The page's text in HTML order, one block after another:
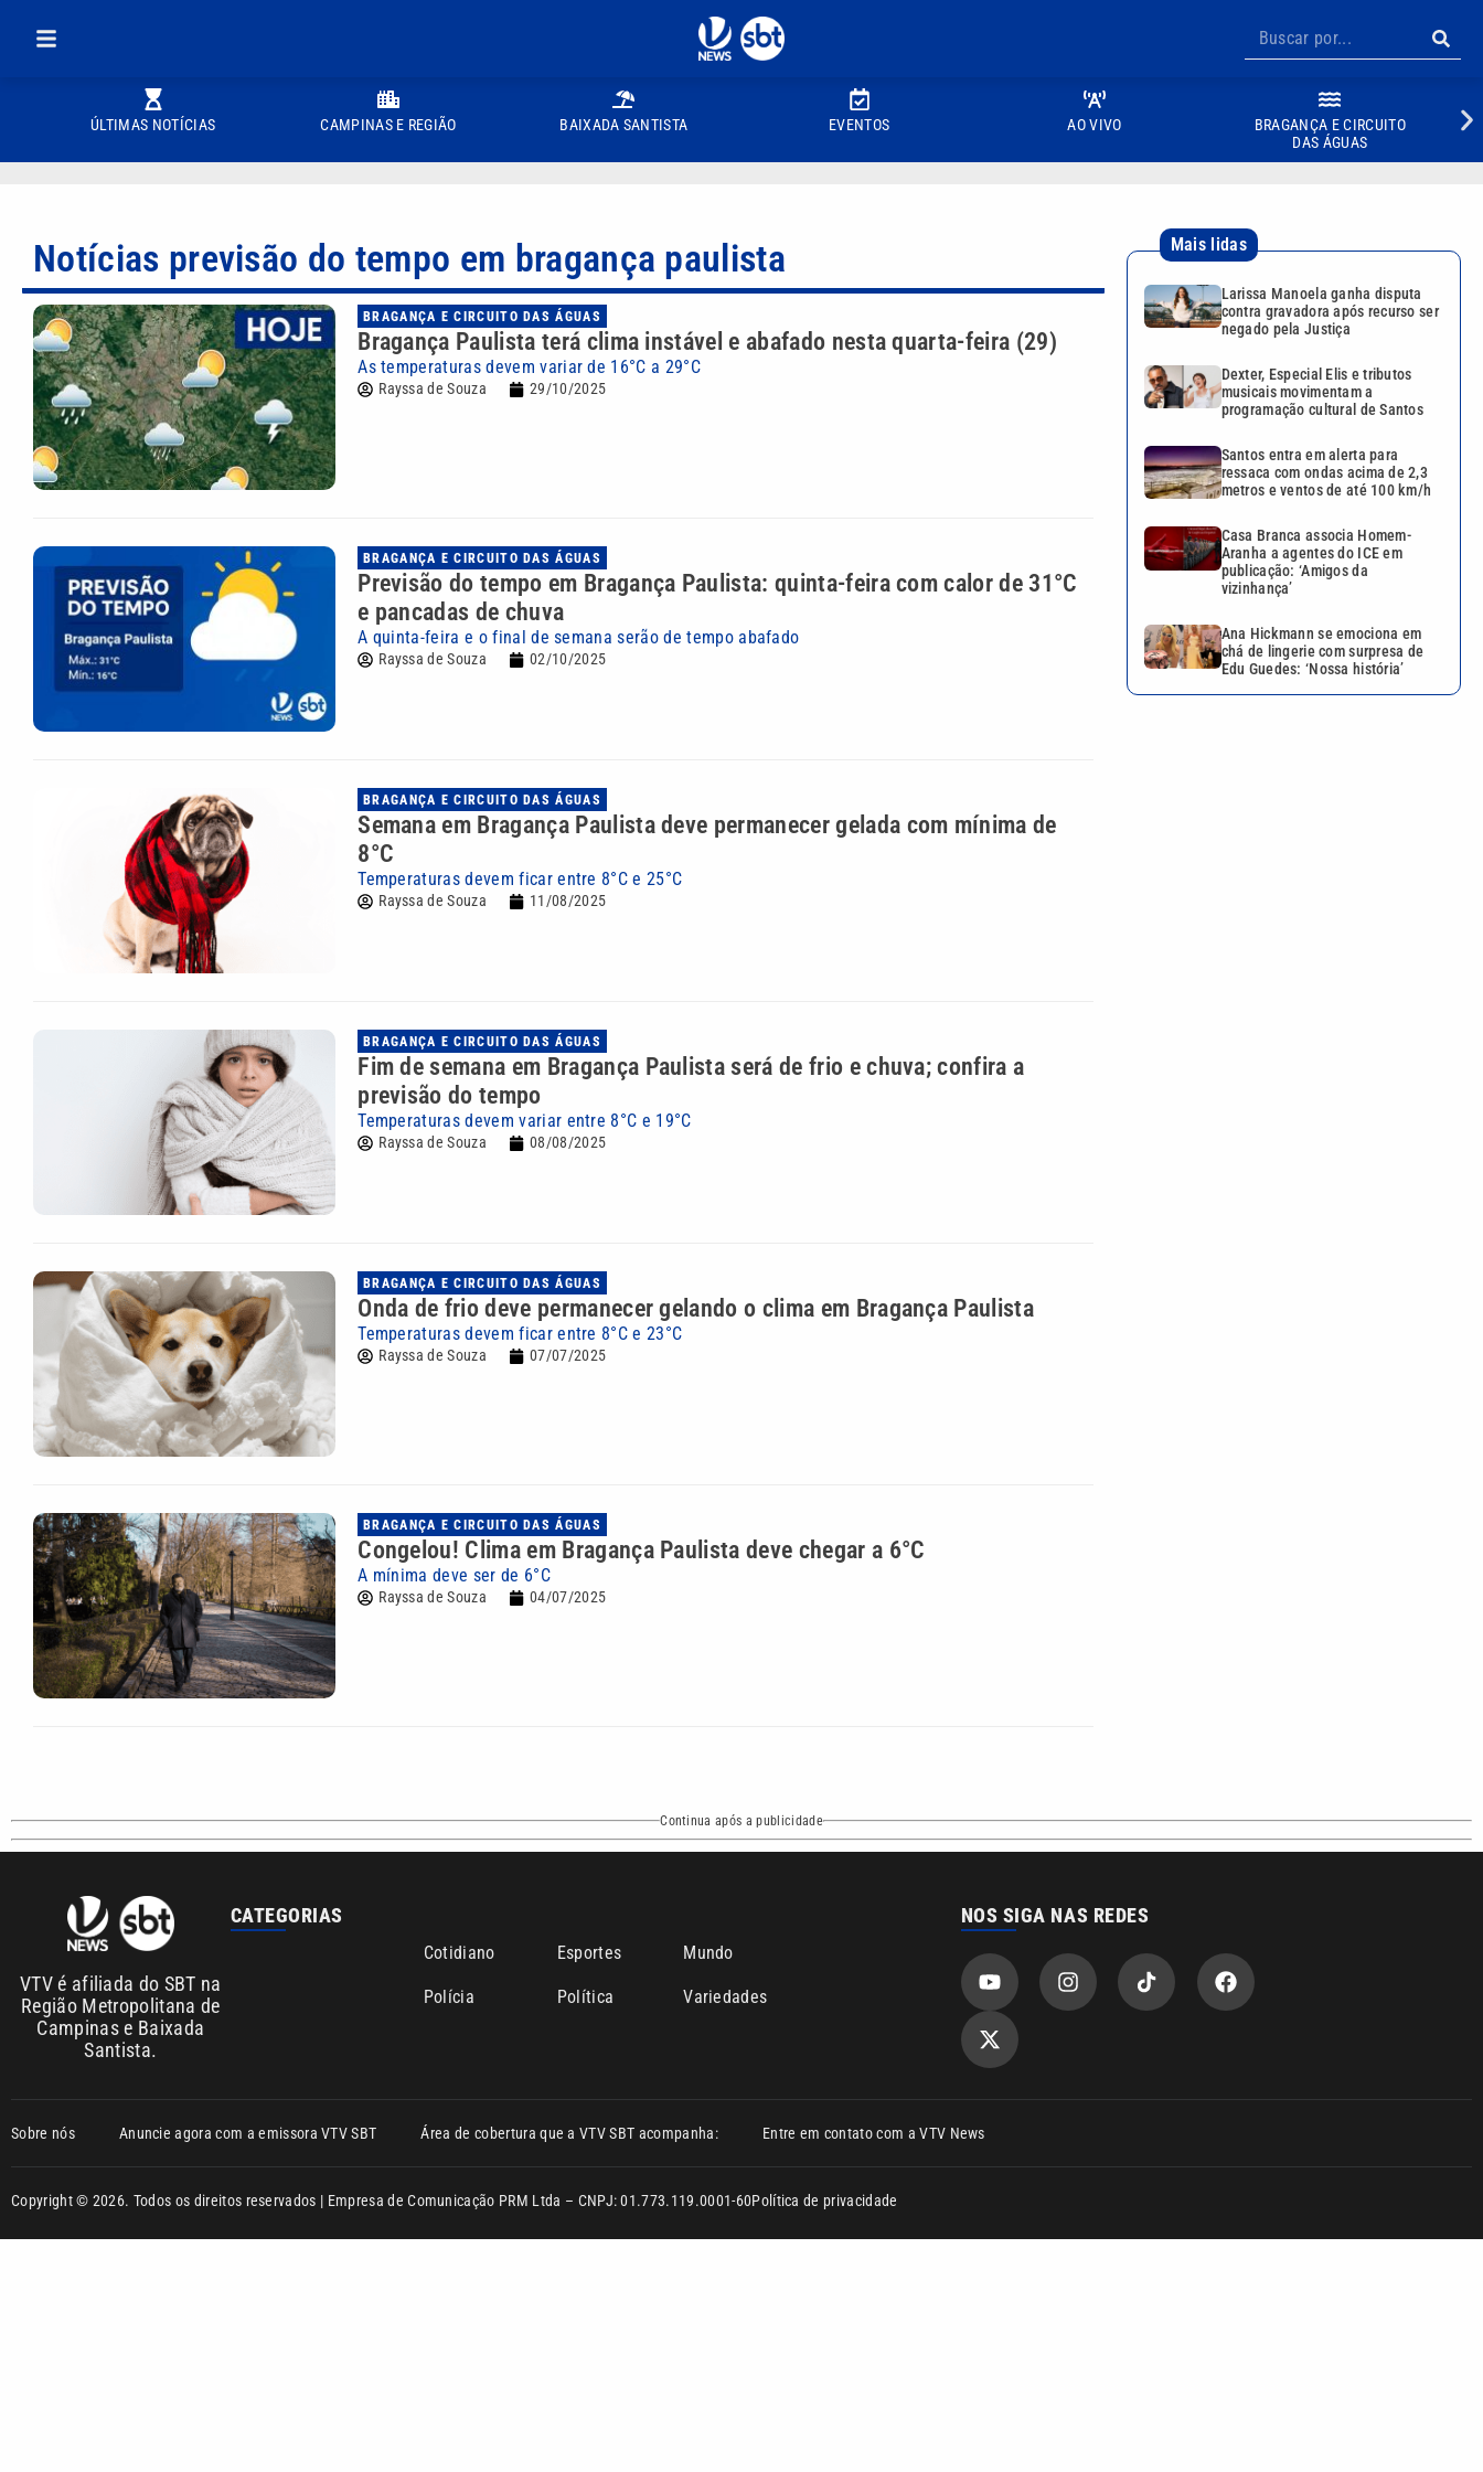
ÚLTIMAS NOTÍCIAS CAMPINAS E REGIÃO BAIXADA SANTISTA EVENTOS AO VIVO
BRAGANÇA E CIRCUITO
DAS ÁGUAS
Notícias previsão do tempo em bragança paulista
BRAGANÇA E CIRCUITO DAS ÁGUAS
Bragança Paulista terá clima instável e abafado nesta quarta-feira (29)
As temperaturas devem variar de 16°C a 29°C
Rayssa de Souza 29/10/2025
BRAGANÇA E CIRCUITO DAS ÁGUAS
Previsão do tempo em Bragança Paulista: quinta-feira com calor de 31°C
e pancadas de chuva
A quinta-feira e o final de semana serão de tempo abafado
Rayssa de Souza 02/10/2025
BRAGANÇA E CIRCUITO DAS ÁGUAS
Semana em Bragança Paulista deve permanecer gelada com mínima de
8°C
Temperaturas devem ficar entre 8°C e 25°C
Rayssa de Souza 11/08/2025
BRAGANÇA E CIRCUITO DAS ÁGUAS
Fim de semana em Bragança Paulista será de frio e chuva; confira a
previsão do tempo
Temperaturas devem variar entre 8°C e 19°C
Rayssa de Souza 08/08/2025
BRAGANÇA E CIRCUITO DAS ÁGUAS
Onda de frio deve permanecer gelando o clima em Bragança Paulista
Temperaturas devem ficar entre 8°C e 23°C
Rayssa de Souza 07/07/2025
BRAGANÇA E CIRCUITO DAS ÁGUAS
Congelou! Clima em Bragança Paulista deve chegar a 6°C
A mínima deve ser de 6°C
Rayssa de Souza 04/07/2025
Mais lidas
Larissa Manoela ganha disputa
contra gravadora após recurso ser
negado pela Justiça
Dexter, Especial Elis e tributos
musicais movimentam a
programação cultural de Santos
Santos entra em alerta para
ressaca com ondas acima de 2,3
metros e ventos de até 100 km/h
Casa Branca associa Homem-
Aranha a agentes do ICE em
publicação: ‘Amigos da
vizinhança’
Ana Hickmann se emociona em
chá de lingerie com surpresa de
Edu Guedes: ‘Nossa história’
Continua após a publicidade
VTV é afiliada do SBT na
Região Metropolitana de
Campinas e Baixada
Santista.
CATEGORIAS
Cotidiano Esportes Mundo
Polícia Política Variedades
NOS SIGA NAS REDES
Sobre nós Anuncie agora com a emissora VTV SBT Área de cobertura que a VTV SBT acompanha: Entre em contato com a VTV News
Copyright © 2026. Todos os direitos reservados | Empresa de Comunicação PRM Ltda – CNPJ: 01.773.119.0001-60Política de privacidade